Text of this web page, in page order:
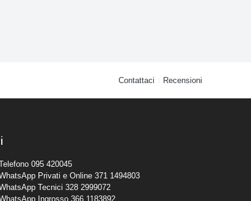
Contattaci Recensioni
095 420045
Privati e Online 371 1494803
Tecnici 328 2999072
Ingrosso 366 1183892